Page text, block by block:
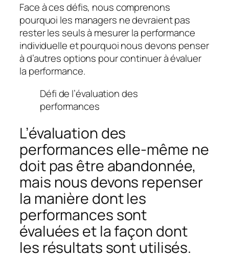
Face à ces défis, nous comprenons
pourquoi les managers ne devraient pas
rester les seuls à mesurer la performance
individuelle et pourquoi nous devons penser
à d’autres options pour continuer à évaluer
la performance.
Défi de l’évaluation des
performances
L’évaluation des
performances elle-même ne
doit pas être abandonnée,
mais nous devons repenser
la manière dont les
performances sont
évaluées et la façon dont
les résultats sont utilisés.